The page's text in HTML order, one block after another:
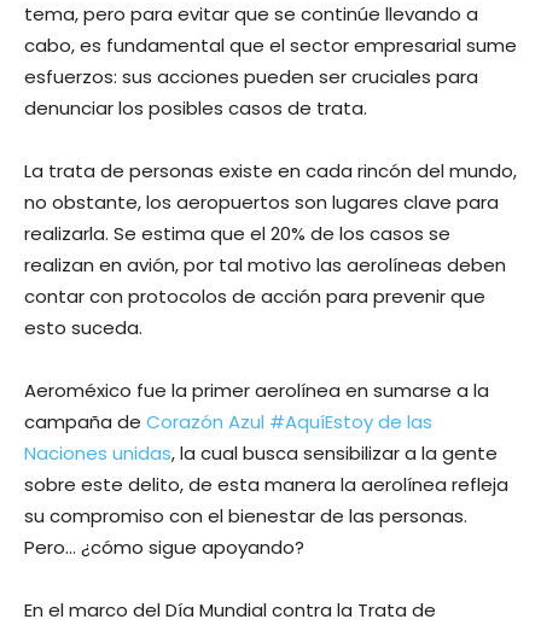
tema, pero para evitar que se continúe llevando a
cabo, es fundamental que el sector empresarial sume
esfuerzos: sus acciones pueden ser cruciales para
denunciar los posibles casos de trata.
La trata de personas existe en cada rincón del mundo,
no obstante, los aeropuertos son lugares clave para
realizarla. Se estima que el 20% de los casos se
realizan en avión, por tal motivo las aerolíneas deben
contar con protocolos de acción para prevenir que
esto suceda.
Aeroméxico fue la primer aerolínea en sumarse a la
campaña de Corazón Azul #AquíEstoy de las
Naciones unidas, la cual busca sensibilizar a la gente
sobre este delito, de esta manera la aerolínea refleja
su compromiso con el bienestar de las personas.
Pero… ¿cómo sigue apoyando?
En el marco del Día Mundial contra la Trata de